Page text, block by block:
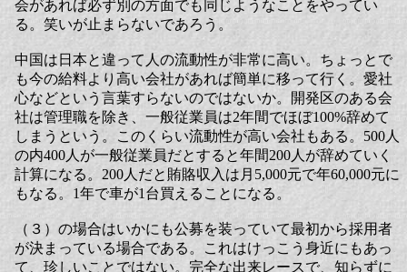
会があれば必ず別の方面でも同じようなことをやってい
る。笑いが止まらないであろう。
中国は日本と違って人の流動性が非常に高い。ちょっとで
も今の給料より高い会社があれば簡単に移って行く。愛社
心などという言葉すらないのではないか。開発区のある会
社は管理職を除き、一般従業員は2年間でほぼ100%辞めて
しまうという。このくらい流動性が高い会社もある。500人
の内400人が一般従業員だとすると年間200人が辞めていく
計算になる。200人だと賄賂収入は月5,000元で年60,000元に
もなる。1年で車が1台買えることになる。
（３）の場合はいかにも公募を装っていて最初から採用者
が決まっている場合である。これはけっこう身近にもあっ
て、珍しいことではない。完全な出来レースで、知らずに